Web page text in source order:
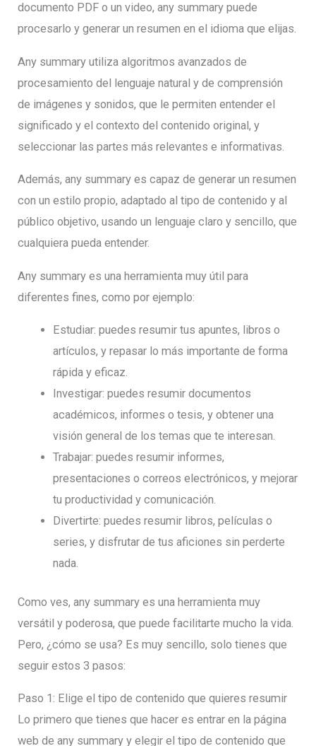
documento PDF o un video, any summary puede
procesarlo y generar un resumen en el idioma que elijas.
Any summary utiliza algoritmos avanzados de
procesamiento del lenguaje natural y de comprensión
de imágenes y sonidos, que le permiten entender el
significado y el contexto del contenido original, y
seleccionar las partes más relevantes e informativas.
Además, any summary es capaz de generar un resumen
con un estilo propio, adaptado al tipo de contenido y al
público objetivo, usando un lenguaje claro y sencillo, que
cualquiera pueda entender.
Any summary es una herramienta muy útil para
diferentes fines, como por ejemplo:
Estudiar: puedes resumir tus apuntes, libros o
artículos, y repasar lo más importante de forma
rápida y eficaz.
Investigar: puedes resumir documentos
académicos, informes o tesis, y obtener una
visión general de los temas que te interesan.
Trabajar: puedes resumir informes,
presentaciones o correos electrónicos, y mejorar
tu productividad y comunicación.
Divertirte: puedes resumir libros, películas o
series, y disfrutar de tus aficiones sin perderte
nada.
Como ves, any summary es una herramienta muy
versátil y poderosa, que puede facilitarte mucho la vida.
Pero, ¿cómo se usa? Es muy sencillo, solo tienes que
seguir estos 3 pasos:
Paso 1: Elige el tipo de contenido que quieres resumir
Lo primero que tienes que hacer es entrar en la página
web de any summary y elegir el tipo de contenido que